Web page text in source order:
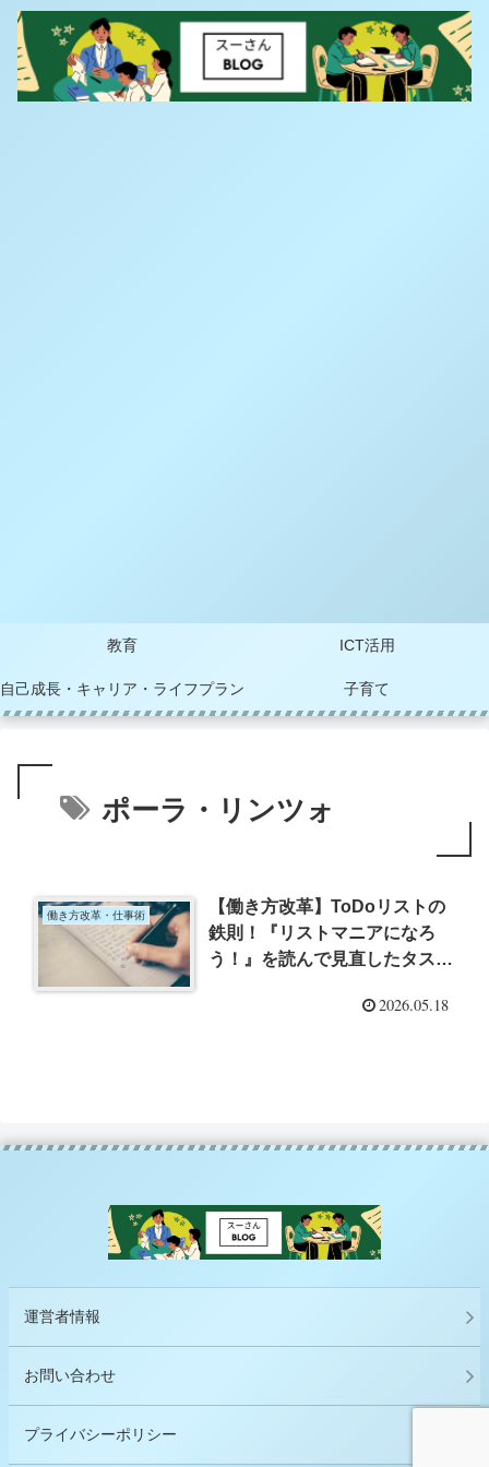
教育 ICT活用
自己成長・キャリア・ライフプラン 子育て
ポーラ・リンツォ
働き方改革・仕事術
【働き方改革】ToDoリストの
鉄則！『リストマニアになろ
う！』を読んで見直したタスク
ろう! 理想の自分を手に入れる
2026.05.18
運営者情報
お問い合わせ
プライバシーポリシー